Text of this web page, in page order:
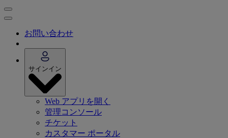
お問い合わせ
サインイン
Web アプリを開く
管理コンソール
チケット
カスタマー ポータル